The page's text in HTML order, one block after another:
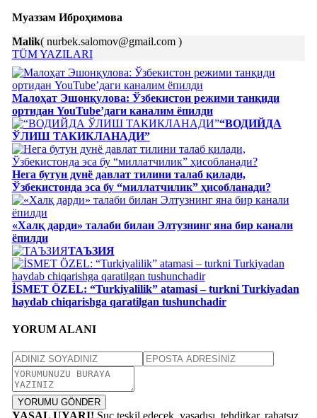
Муаззам Иброҳимова
Malik( nurbek.salomov@gmail.com )
TÜM YAZILARI
Малоҳат Эшонқулова: Ўзбекистон режими танқиди
ортидан YouTube’даги каналим ёпилди
“ВОДИЙДА
ЎЛИШ ТАКИКЛАНАДИ”
Нега бутун дунё давлат тилини талаб қилади,
Ўзбекистонда эса бу “миллатчилик” ҳисобланади?
«Халқ дарди» талаби билан Элтузнинг яна бир канали
ёпилди
ТАЪЗИЯ
İSMET ÖZEL: “Turkiyalilik” atamasi – turkni Turkiyadan
haydab chiqarishga qaratilgan tushunchadir
YORUM ALANI
YORUMU GÖNDER
YASAL UYARI! Suç teşkil edecek, yasadışı, tehditkar, rahatsız